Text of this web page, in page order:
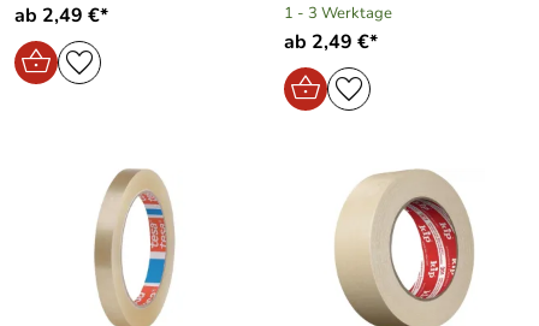
ab 2,49 €*
1 - 3 Werktage
ab 2,49 €*